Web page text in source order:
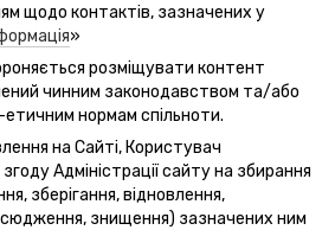
щодо контактів, зазначених у
»
розміщувати контент
чинним законодавством та/або
нормам спільноти.
на Сайті, Користувач
Адміністрації сайту на збирання
зберігання, відновлення,
знищення) зазначених ним